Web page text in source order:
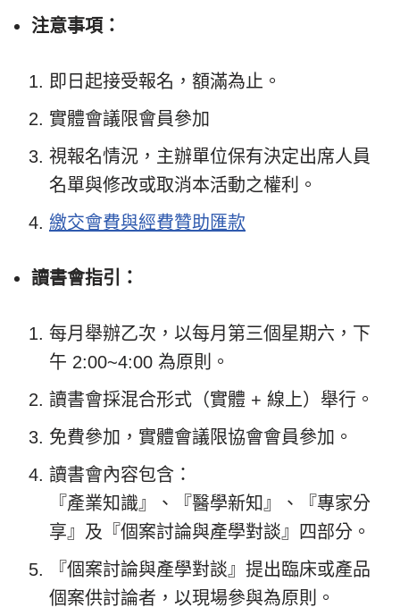
注意事項：
即日起接受報名，額滿為止。
實體會議限會員參加
視報名情況，主辦單位保有決定出席人員
名單與修改或取消本活動之權利。
繳交會費與經費贊助匯款
讀書會指引：
每月舉辦乙次，以每月第三個星期六，下
午 2:00~4:00 為原則。
讀書會採混合形式（實體 + 線上）舉行。
免費參加，實體會議限協會會員參加。
讀書會內容包含：
『產業知識』、『醫學新知』、『專家分
享』及『個案討論與產學對談』四部分。
『個案討論與產學對談』提出臨床或產品
個案供討論者，以現場參與為原則。